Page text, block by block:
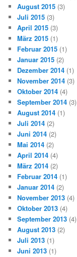
August 2015 (3)
Juli 2015 (3)
April 2015 (3)
März 2015 (1)
Februar 2015 (1)
Januar 2015 (2)
Dezember 2014 (1)
November 2014 (3)
Oktober 2014 (4)
September 2014 (3)
August 2014 (1)
Juli 2014 (2)
Juni 2014 (2)
Mai 2014 (2)
April 2014 (4)
März 2014 (2)
Februar 2014 (1)
Januar 2014 (2)
November 2013 (4)
Oktober 2013 (4)
September 2013 (4)
August 2013 (2)
Juli 2013 (1)
Juni 2013 (1)